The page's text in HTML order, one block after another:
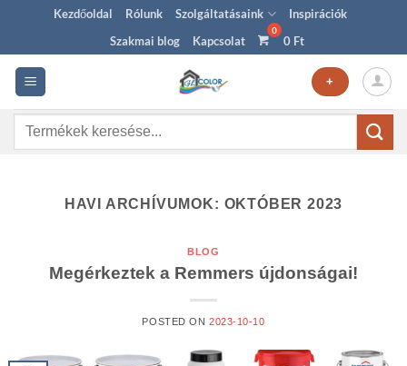
content
Kezdőoldal Rólunk Szolgáltatásaink
Inspirációk
Szakmai blog
Kapcsolat 0 Ft
+
Keresés
HAVI ARCHÍVUMOK: OKTÓBER 2023
BLOG
Megérkeztek a Remmers újdonságai!
POSTED ON 2023-10-10